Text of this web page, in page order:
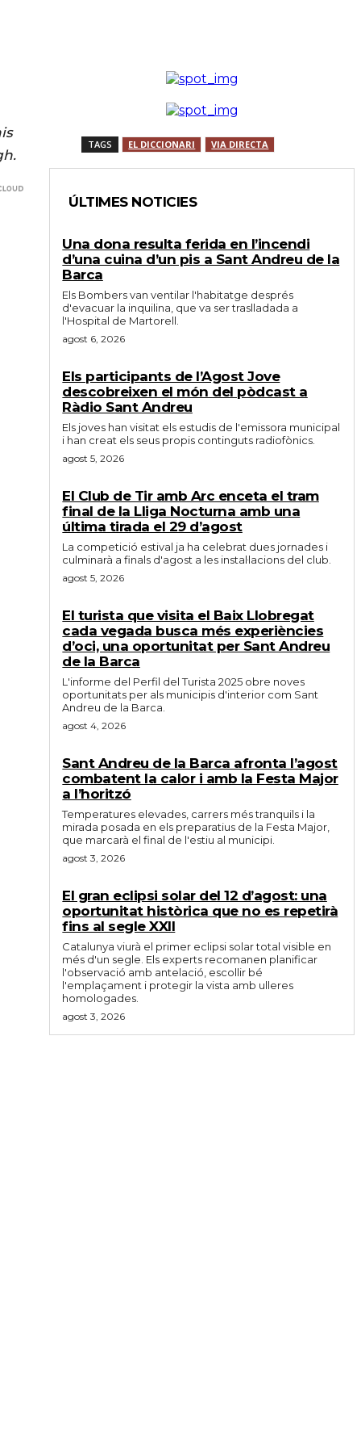
TAGS EL DICCIONARI VIA DIRECTA
ÚLTIMES NOTICIES
Una dona resulta ferida en l’incendi
d’una cuina d’un pis a Sant Andreu de la
Barca
Els Bombers van ventilar l'habitatge després
d'evacuar la inquilina, que va ser traslladada a
l'Hospital de Martorell.
agost 6, 2026
Els participants de l’Agost Jove
descobreixen el món del pòdcast a
Ràdio Sant Andreu
Els joves han visitat els estudis de l'emissora municipal
i han creat els seus propis continguts radiofònics.
agost 5, 2026
El Club de Tir amb Arc enceta el tram
final de la Lliga Nocturna amb una
última tirada el 29 d’agost
La competició estival ja ha celebrat dues jornades i
culminarà a finals d'agost a les instal·lacions del club.
agost 5, 2026
El turista que visita el Baix Llobregat
cada vegada busca més experiències
d’oci, una oportunitat per Sant Andreu
de la Barca
L'informe del Perfil del Turista 2025 obre noves
oportunitats per als municipis d'interior com Sant
Andreu de la Barca.
agost 4, 2026
Sant Andreu de la Barca afronta l’agost
combatent la calor i amb la Festa Major
a l’horitzó
Temperatures elevades, carrers més tranquils i la
mirada posada en els preparatius de la Festa Major,
que marcarà el final de l'estiu al municipi.
agost 3, 2026
El gran eclipsi solar del 12 d’agost: una
oportunitat històrica que no es repetirà
fins al segle XXII
Catalunya viurà el primer eclipsi solar total visible en
més d'un segle. Els experts recomanen planificar
l'observació amb antelació, escollir bé
l'emplaçament i protegir la vista amb ulleres
homologades.
agost 3, 2026